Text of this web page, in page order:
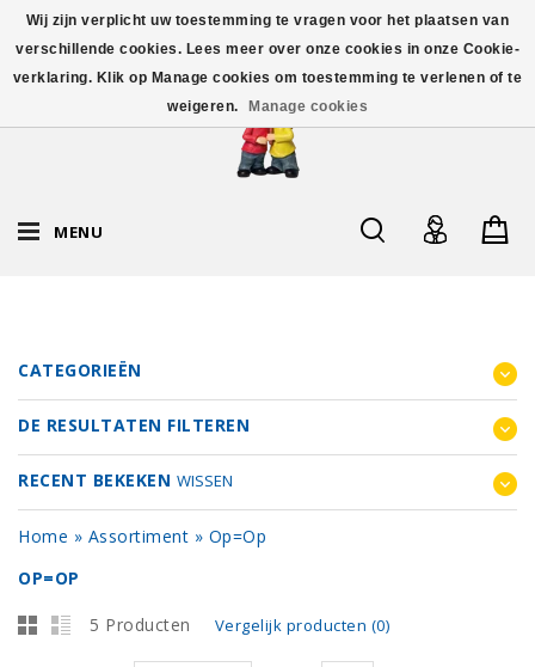
MENU
CATEGORIEËN
DE RESULTATEN FILTEREN
RECENT BEKEKEN WISSEN
Home » Assortiment » Op=Op
OP=OP
5 Producten Vergelijk producten (0)
Wij zijn verplicht uw toestemming te vragen voor het plaatsen van
verschillende cookies. Lees meer over onze cookies in onze Cookie-
verklaring. Klik op Manage cookies om toestemming te verlenen of te
weigeren.
Manage cookies